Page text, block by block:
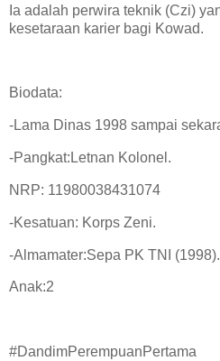
Ia adalah perwira teknik (Czi)
kesetaraan karier bagi Kowad.
Biodata:
-Lama Dinas 1998 sampai
-Pangkat:Letnan Kolonel.
NRP: 11980038431074
-Kesatuan: Korps Zeni.
-Almamater:Sepa PK TNI (1998).
Anak:2
#DandimPerempuanPertama